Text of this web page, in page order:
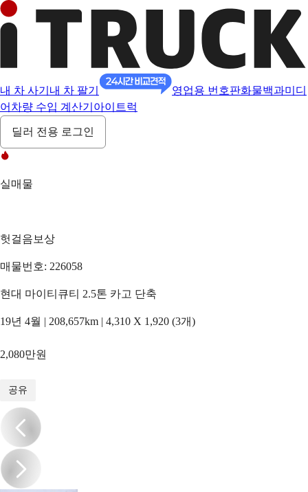
내 차 사기 내 차 팔기 영업용 번호판화물백과미디
어 차량 수입 계산기 아이트럭
딜러 전용 로그인
실매물
헛걸음보상
매물번호: 226058
현대 마이티큐티 2.5톤 카고 단축
19년 4월 | 208,657km | 4,310 X 1,920 (3개)
2,080만원
공유
/10